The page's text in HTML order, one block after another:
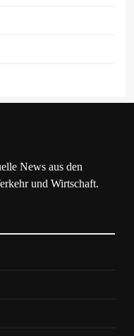
News aus den
und Wirtschaft.